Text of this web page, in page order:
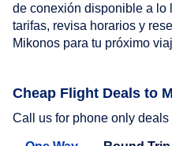
de conexión disponible a lo
tarifas, revisa horarios y
Mikonos para tu próximo
Cheap Flight Deals to
Call us for phone only deals